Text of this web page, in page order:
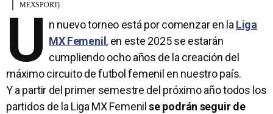
MEXSPORT)
U n nuevo torneo está por comenzar en laLiga
MX Femenil , en este 2025 se estarán
cumpliendo ocho años de la creación del
máximo circuito de futbol femenil en nuestro país.
Y a partir del primer semestre del próximo año todos los
partidos de la Liga MX Femenilse podrán seguir de